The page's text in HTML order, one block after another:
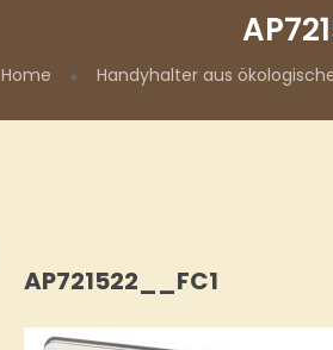
Home Handyhalter aus
AP721522__FC1